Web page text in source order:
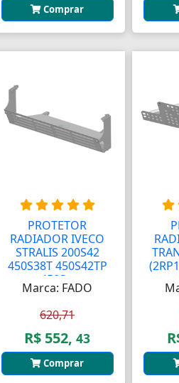
Comprar
PROTETOR
RADIADOR IVECO
STRALIS 200S42
450S38T 450S42TP
450S...
Marca: FADO
620,71
R$ 552, 43
Comprar